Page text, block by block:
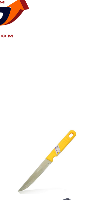
Dao Thái Kiwi
đầu nhọn